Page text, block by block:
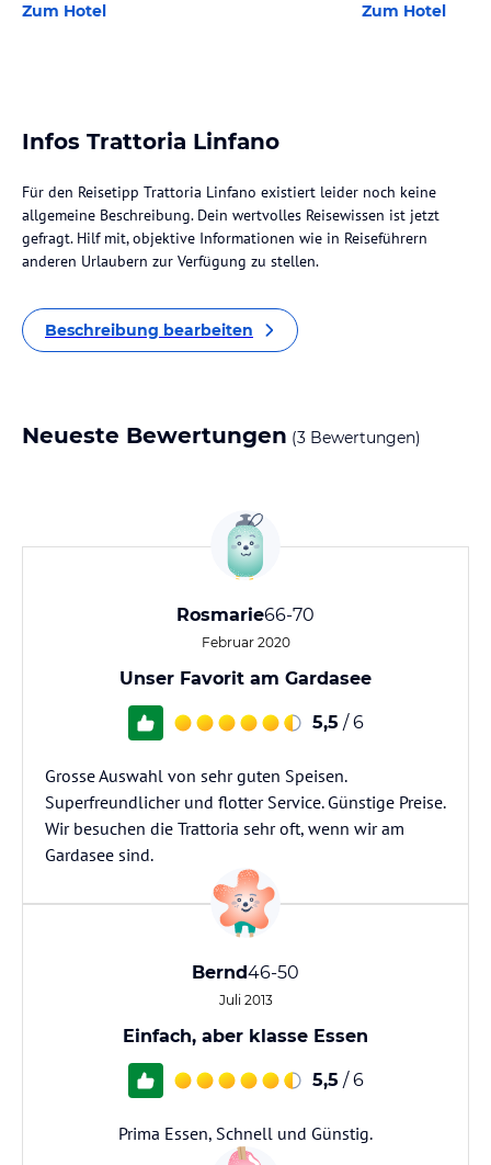
Zum Hotel Zum Hotel
Infos Trattoria Linfano
Für den Reisetipp Trattoria Linfano existiert leider noch keine
allgemeine Beschreibung. Dein wertvolles Reisewissen ist jetzt
gefragt. Hilf mit, objektive Informationen wie in Reiseführern
anderen Urlaubern zur Verfügung zu stellen.
Beschreibung bearbeiten
Neueste Bewertungen (3 Bewertungen)
Rosmarie66-70
Februar 2020
Unser Favorit am Gardasee
5,5 / 6
Grosse Auswahl von sehr guten Speisen.
Superfreundlicher und flotter Service. Günstige Preise.
Wir besuchen die Trattoria sehr oft, wenn wir am
Gardasee sind.
Bernd46-50
Juli 2013
Einfach, aber klasse Essen
5,5 / 6
Prima Essen, Schnell und Günstig.